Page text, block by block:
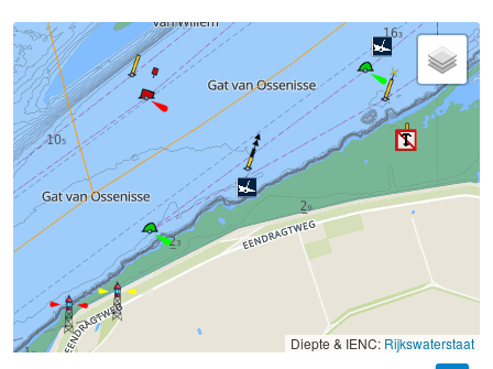
Diepte & IENC: Rijkswaterstaat